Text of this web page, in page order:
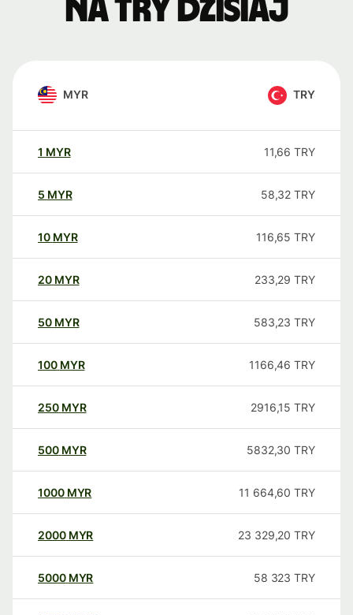
na TRY dzisiaj
MYR TRY
1 MYR 11,66 TRY
5 MYR 58,32 TRY
10 MYR 116,65 TRY
20 MYR 233,29 TRY
50 MYR 583,23 TRY
100 MYR 1166,46 TRY
250 MYR 2916,15 TRY
500 MYR 5832,30 TRY
1000 MYR 11 664,60 TRY
2000 MYR 23 329,20 TRY
5000 MYR 58 323 TRY